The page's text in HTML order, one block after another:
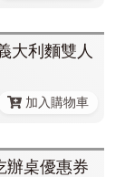
大利麵雙人
加入購物車
辦桌優惠券